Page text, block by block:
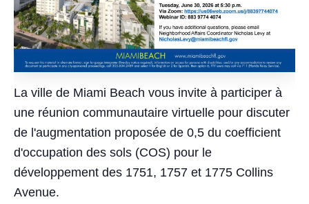
La ville de Miami Beach vous invite à participer à
une réunion communautaire virtuelle pour discuter
de l'augmentation proposée de 0,5 du coefficient
d'occupation des sols (COS) pour le
développement des 1751, 1757 et 1775 Collins
Avenue.